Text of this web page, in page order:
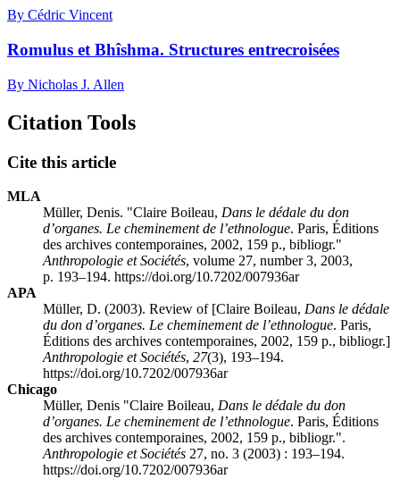
By Cédric Vincent
Romulus et Bhîshma. Structures entrecroisées
By Nicholas J. Allen
Citation Tools
Cite this article
MLA
Müller, Denis. "Claire Boileau, Dans le dédale du don
d’organes. Le cheminement de l’ethnologue. Paris, Éditions
des archives contemporaines, 2002, 159 p., bibliogr."
Anthropologie et Sociétés, volume 27, number 3, 2003,
p. 193–194. https://doi.org/10.7202/007936ar
APA
Müller, D. (2003). Review of [Claire Boileau, Dans le dédale
du don d’organes. Le cheminement de l’ethnologue. Paris,
Éditions des archives contemporaines, 2002, 159 p., bibliogr.]
Anthropologie et Sociétés, 27(3), 193–194.
https://doi.org/10.7202/007936ar
Chicago
Müller, Denis "Claire Boileau, Dans le dédale du don
d’organes. Le cheminement de l’ethnologue. Paris, Éditions
des archives contemporaines, 2002, 159 p., bibliogr.".
Anthropologie et Sociétés 27, no. 3 (2003) : 193–194.
https://doi.org/10.7202/007936ar